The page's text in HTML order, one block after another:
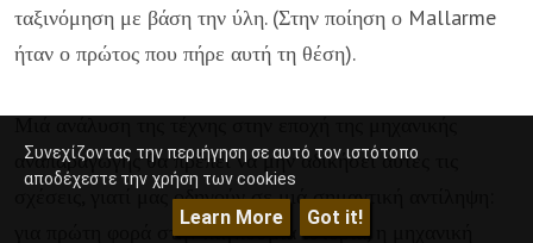
ταξινόμηση με βάση την ύλη. (Στην ποίηση ο Mallarme
ήταν ο πρώτος που πήρε αυτή τη θέση).
Μιά ανάλυση της τέχνης στην εποχή της μηχανικής
αναπαραγωγής θα πρέπει να μην αδικήσει αυτές τις
σχέσεις, γιατί μας οδηγούν σε μιά σημαντική αντίληψη:
για πρώτη φορά στην παγκόσμια ιστορία, η μηχανική
Συνεχίζοντας την περιήγηση σε αυτό τον ιστότοπο
αποδέχεστε την χρήση των cookies
Learn More Got it!